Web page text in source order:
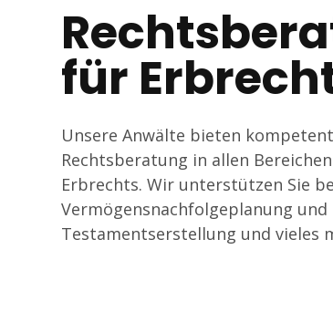
für
Unsere Anwälte bieten
Rechtsberatung in allen
Erbrechts. Wir unterstützen Sie
Vermögensnachfolgeplanung und
Testamentserstellung und vieles